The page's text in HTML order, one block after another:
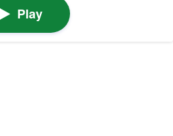
Play